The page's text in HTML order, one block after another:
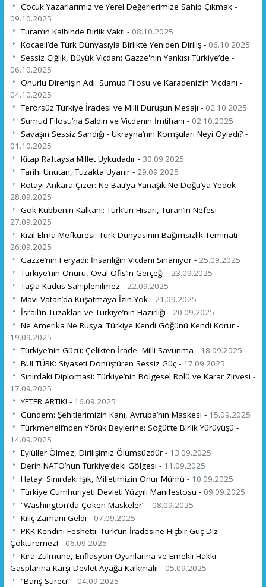
Çocuk Yazarlarımız ve Yerel Değerlerimize Sahip Çıkmak -
09.10.2025
Turan’ın Kalbinde Birlik Vakti - 08.10.2025
Kocaeli’de Türk Dünyasıyla Birlikte Yeniden Diriliş - 06.10.2025
Sessiz Çığlık, Büyük Vicdan: Gazze'nin Yankısı Türkiye’de -
06.10.2025
Onurlu Direnişin Adı: Sumud Filosu ve Karadeniz’in Vicdanı -
04.10.2025
Terörsüz Türkiye İradesi ve Milli Duruşun Mesajı - 02.10.2025
Sumud Filosu’na Saldırı ve Vicdanın İmtihanı - 02.10.2025
Savaşın Sessiz Sandığı - Ukrayna’nın Komşuları Neyi Oyladı? -
01.10.2025
Kitap Raftaysa Millet Uykudadır - 30.09.2025
Tarihi Unutan, Tuzakta Uyanır - 29.09.2025
Rotayı Ankara Çizer: Ne Batı’ya Yanaşık Ne Doğu’ya Yedek -
28.09.2025
Gök Kubbenin Kalkanı: Türk’ün Hisarı, Turan’ın Nefesi -
27.09.2025
Kızıl Elma Mefküresi: Türk Dünyasının Bağımsızlık Teminatı -
26.09.2025
Gazze’nin Feryadı: İnsanlığın Vicdanı Sınanıyor - 25.09.2025
Türkiye’nin Onuru, Oval Ofis’in Gerçeği - 23.09.2025
Taşla Kudüs Sahiplenilmez - 22.09.2025
Mavi Vatan’da Kuşatmaya İzin Yok - 21.09.2025
İsrail’in Tuzakları ve Türkiye’nin Hazırlığı - 20.09.2025
Ne Amerika Ne Rusya: Türkiye Kendi Göğünü Kendi Korur -
19.09.2025
Türkiye’nin Gücü: Çelikten İrade, Milli Savunma - 18.09.2025
BULTÜRK: Siyaseti Dönüştüren Sessiz Güç - 17.09.2025
Sınırdaki Diplomasi: Türkiye’nin Bölgesel Rolü ve Karar Zirvesi -
17.09.2025
YETER ARTIK! - 16.09.2025
Gündem: Şehitlerimizin Kanı, Avrupa’nın Maskesi - 15.09.2025
Türkmeneli’nden Yörük Beylerine: Söğüt’te Birlik Yürüyüşü -
14.09.2025
Eylüller Ölmez, Dirilişimiz Ölümsüzdür - 13.09.2025
Derin NATO’nun Türkiye’deki Gölgesi - 11.09.2025
Hatay: Sınırdaki Işık, Milletimizin Onur Mührü - 10.09.2025
Türkiye Cumhuriyeti Devleti Yüzyılı Manifestosu - 09.09.2025
“Washington’da Çöken Maskeler” - 08.09.2025
Kılıç Zamanı Geldi - 07.09.2025
PKK Kendini Feshetti: Türk’ün İradesine Hiçbir Güç Diz
Çöktüremez! - 06.09.2025
Kira Zulmüne, Enflasyon Oyunlarına ve Emekli Hakkı
Gasplarına Karşı Devlet Ayağa Kalkmalı! - 05.09.2025
“Barış Süreci” - 04.09.2025